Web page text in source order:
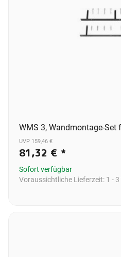
WMS 3, Wandmontage-Set
UVP 159,46 €
81,32 € *
Sofort verfügbar
Voraussichtliche Lieferzeit: 1 -